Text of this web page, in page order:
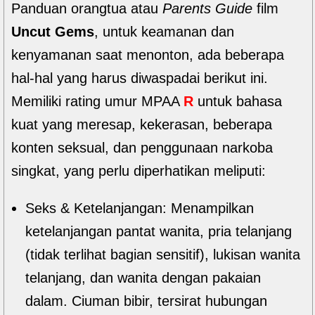
Panduan orangtua atau Parents Guide film
Uncut Gems, untuk keamanan dan
kenyamanan saat menonton, ada beberapa
hal-hal yang harus diwaspadai berikut ini.
Memiliki rating umur MPAA R untuk bahasa
kuat yang meresap, kekerasan, beberapa
konten seksual, dan penggunaan narkoba
singkat, yang perlu diperhatikan meliputi:
Seks & Ketelanjangan: Menampilkan
ketelanjangan pantat wanita, pria telanjang
(tidak terlihat bagian sensitif), lukisan wanita
telanjang, dan wanita dengan pakaian
dalam. Ciuman bibir, tersirat hubungan